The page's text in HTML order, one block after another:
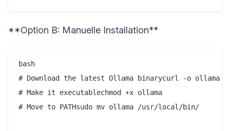
**Option B: Manuelle Installation**
bash
# Download the latest Ollama binarycurl -o ollama
# Make it executablechmod +x ollama
# Move to PATHsudo mv ollama /usr/local/bin/